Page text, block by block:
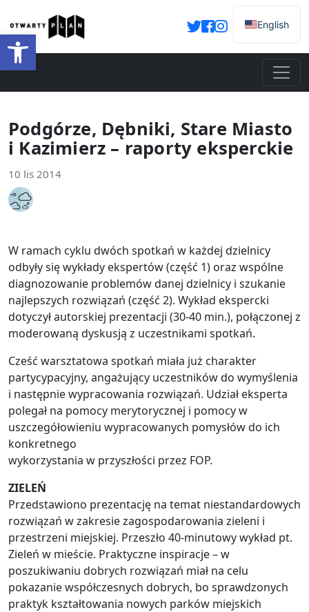
Otwórz pasek narzędzi
English
Podgórze, Dębniki, Stare Miasto
i Kazimierz – raporty eksperckie
10 lis 2014
W ramach cyklu dwóch spotkań w każdej dzielnicy
odbyły się wykłady ekspertów (część 1) oraz wspólne
diagnozowanie problemów danej dzielnicy i szukanie
najlepszych rozwiązań (część 2). Wykład ekspercki
dotyczył autorskiej prezentacji (30-40 min.), połączonej z
moderowaną dyskusją z uczestnikami spotkań.
Cześć warsztatowa spotkań miała już charakter
partycypacyjny, angażujący uczestników do wymyślenia
i następnie wypracowania rozwiązań. Udział eksperta
polegał na pomocy merytorycznej i pomocy w
uszczegółowieniu wypracowanych pomysłów do ich
konkretnego
wykorzystania w przyszłości przez FOP.
ZIELEŃ
Przedstawiono prezentację na temat niestandardowych
rozwiązań w zakresie zagospodarowania zieleni i
przestrzeni miejskiej. Przeszło 40-minutowy wykład pt.
Zieleń w mieście. Praktyczne inspiracje – w
poszukiwaniu dobrych rozwiązań miał na celu
pokazanie współczesnych dobrych, bo sprawdzonych
praktyk kształtowania nowych parków miejskich